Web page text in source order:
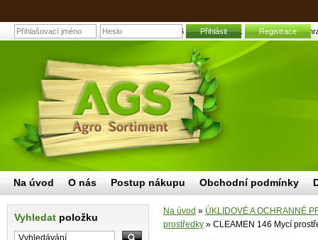
CLEAMEN 146 Mycí prostředek na podlahy 1L |
Přihlásit Registrace
Vyhledat položku
Na úvod » ÚKLIDOVÉ A OCHRANNÉ
prostředky » CLEAMEN 146 Mycí
Na úvod O nás Postup nákupu Obchodní podmínky